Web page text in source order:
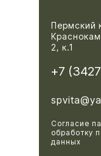
Согласие
обработку
данных
Пермский
2, к.1
+7